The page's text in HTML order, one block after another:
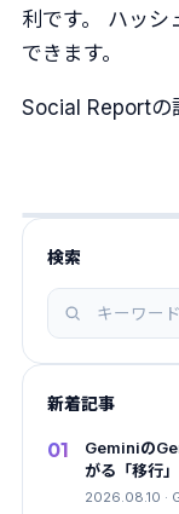
利です。 ハッシ
できます。
Social Reportの
検索
記
事
を
検
索
新着記事
01
Geminiの
がる「移行
2026.08.10 ·